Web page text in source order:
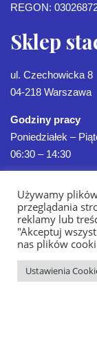
REGON:
Sklep
ul. Czechowicka 8
04-218 Warszawa
Godziny pracy
Poniedziałek –
06:30 – 14:30
Strona
Używamy
przeglądania
reklamy lub
"Akceptuj
nas plików
Ustawienia